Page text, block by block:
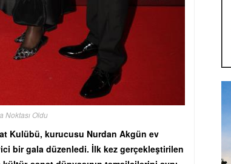
Noktası Oldu
Kulübü, kurucusu Nurdan Akgün ev
bir gala düzenledi. İlk kez gerçekleştirilen